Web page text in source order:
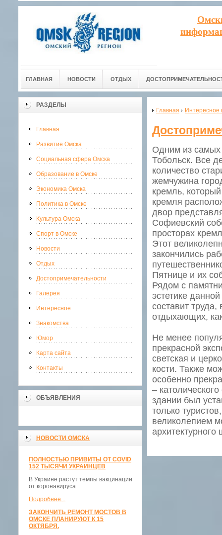
ГЛАВНАЯ НОВОСТИ ОТДЫХ
РАЗДЕЛЫ
Главная
Развитие Омска
Социальная сфера Омска
Образование в Омске
Экономика Омска
Политика в Омске
Культура Омска
Спорт в Омске
Новости
Отдых
Достопримечательности
Галерея
Интересное
Знакомства
Юмор
Карта сайта
Контакты
ОБЪЯВЛЕНИЯ
НОВОСТИ ОМСКА
ПОЛНОСТЬЮ ПРИВИТЫ ОТ COVID
152 ТЫСЯЧИ УКРАИНЦЕВ
В Украине растут темпы вакцинации
от коронавируса
Подробнее...
ЗАКОНЧИТЬ РЕМОНТ МОСТОВ В
ОМСКЕ ПЛАНИРУЮТ К 15
ОКТЯБРЯ.
Главная Интересное
Одним из самых
Тобольск. Все
количество
жемчужина
кремль,
кремля
двор
Софиевский
просторах
Этот
закончились
Пятнице и их
Рядом с
эстетике
составит труда,
отдыхающих,
Не менее
прекрасной
светская и
кости. Также
особенно
–
здании был
только
великолепием